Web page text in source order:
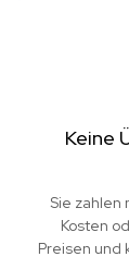
Keine
Sie zahlen
Kosten
Preisen und